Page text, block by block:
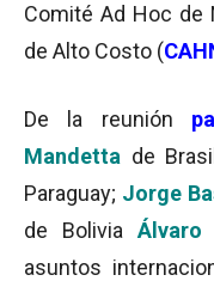
Comité Ad Hoc de
de Alto Costo (
De la reunión
Mandetta de
Paraguay; Jorge
de Bolivia Álvaro
asuntos